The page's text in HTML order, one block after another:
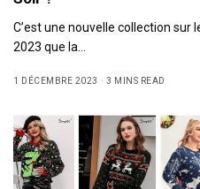
C’est une nouvelle collection sur
2023 que la…
1 DÉCEMBRE 2023 3 MINS READ